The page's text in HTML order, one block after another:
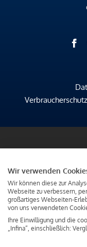
Wir verwenden
Wir können diese zur
Webseite zu verbessern,
großartiges Webseiten-
von uns verwendeten
Ihre Einwilligung und die
„Infina“, einschließlich: